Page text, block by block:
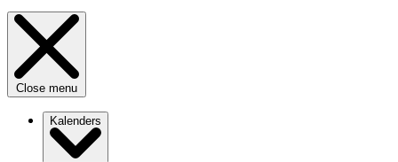
Close menu
Kalenders